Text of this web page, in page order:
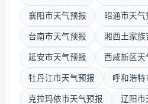
襄阳市天气预报 昭通市天气
台南市天气预报 湘西土家族
延安市天气预报 西咸新区天
牡丹江市天气预报 呼和浩特
克拉玛依市天气预报 辽阳市